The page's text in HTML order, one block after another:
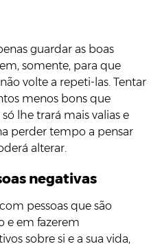
guardar as boas
somente, para que
volte a repeti-las. Tentar
menos bons que
lhe trará mais valias e
perder tempo a pensar
alterar.
negativas
pessoas que são
e em fazerem
sobre si e a sua vida,